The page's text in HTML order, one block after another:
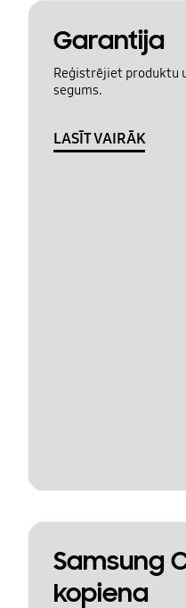
Garantija
Reģistrējiet produktu
segums.
LASĪT VAIRĀK
Samsung
kopiena